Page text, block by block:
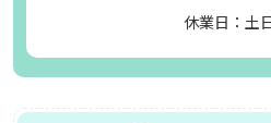
休業日：土